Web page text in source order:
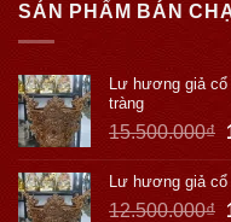
SẢN PHẨM BÁN
Lư hương giả
tràng
15.500.000₫
Lư hương giả
12.500.000₫